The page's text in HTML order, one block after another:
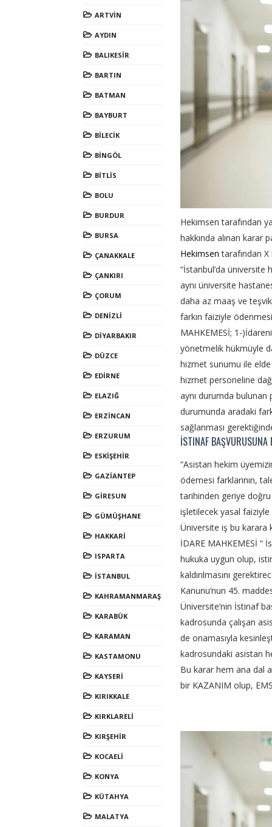
ARTVİN
AYDIN
BALIKESİR
BARTIN
BATMAN
BAYBURT
BİLECİK
BİNGÖL
BİTLİS
BOLU
BURDUR
BURSA
ÇANAKKALE
ÇANKIRI
ÇORUM
DENİZLİ
DİYARBAKIR
DÜZCE
EDİRNE
ELAZIĞ
ERZİNCAN
ERZURUM
ESKİŞEHİR
GAZİANTEP
GİRESUN
GÜMÜŞHANE
HAKKARİ
ISPARTA
İSTANBUL
KAHRAMANMARAŞ
KARABÜK
KARAMAN
KASTAMONU
KAYSERİ
KIRIKKALE
KIRKLARELİ
KIRŞEHİR
KOCAELİ
KONYA
KÜTAHYA
MALATYA
Hekimsen tarafından
hakkında alınan karar
Hekimsen tarafından X
“İstanbul’da üniversite
aynı üniversite
daha az maaş ve
farkın faiziyle ödenmesi
MAHKEMESİ; 1-
yönetmelik hükmüyle
hizmet sunumu ile elde
hizmet personeline
aynı durumda bulunan
durumunda aradaki
sağlanması
İSTINAF BAŞVURUSUNA
“Asistan hekim
ödemesi farklarının,
tarihinden geriye
işletilecek yasal
Üniversite iş bu karara
İDARE MAHKEMESİ “
hukuka uygun olup,
kaldırılmasını
Kanunu’nun 45.
Üniversite’nin İstinaf
kadrosunda çalışan
de onamasıyla
kadrosundaki asistan
Bu karar hem ana dal
bir KAZANIM olup,